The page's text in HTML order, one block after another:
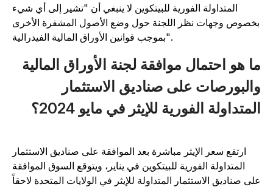
المتداولة الفورية للبيتكوين لا ينبغي أن "تشير إلى أي شيء
وجهات نظر اللجنة حول وضع الأصول المشفرة الأخرى
هو احتمال موافقة لجنة الأوراق المالية
على صناديق الاستثمار
الفورية للإيثر في مايو 2024؟
ارتفع سعر الإيثر مباشرة بعد الموافقة على صناديق الاستثمار
المتداولة الفورية للبيتكوين في يناير، ويتوقع السوق الموافقة
صناديق الاستثمار المتداولة للإيثر في الولايات المتحدة لاحقاً